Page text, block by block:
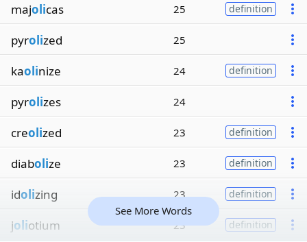
majolicas 25 definition
pyrolized 25
kaolinize 24 definition
pyrolizes 24
creolized 23 definition
diabolize 23 definition
idolizing 23 definition
joliotium 23 definition
See More Words